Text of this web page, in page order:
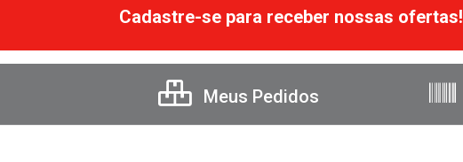
Cadastre-se para receber nossas ofertas!
Meus Pedidos